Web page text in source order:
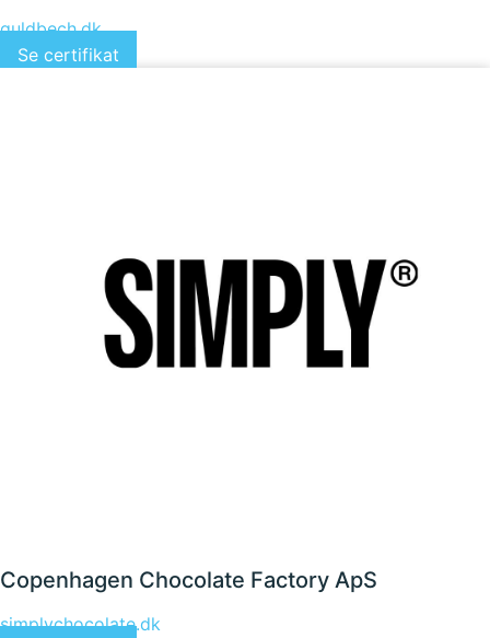
guldbech.dk
Se certifikat
Copenhagen Chocolate Factory ApS
simplychocolate.dk